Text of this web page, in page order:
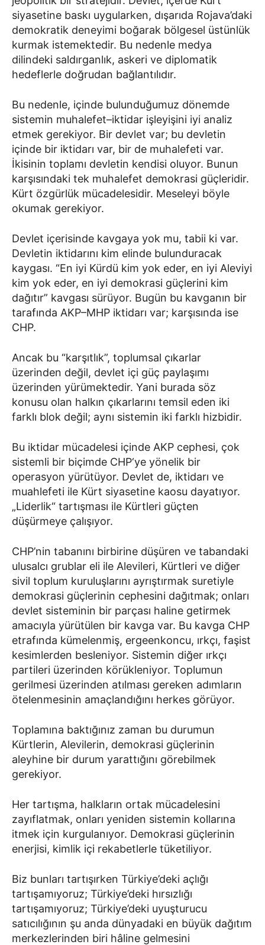
siyasetine baskı uygularken, dışarıda Rojava’daki
demokratik deneyimi boğarak bölgesel üstünlük
kurmak istemektedir. Bu nedenle medya
dilindeki saldırganlık, askeri ve diplomatik
hedeflerle doğrudan bağlantılıdır.
Bu nedenle, içinde bulunduğumuz dönemde
sistemin muhalefet–iktidar işleyişini iyi analiz
etmek gerekiyor. Bir devlet var; bu devletin
içinde bir iktidarı var, bir de muhalefeti var.
İkisinin toplamı devletin kendisi oluyor. Bunun
karşısındaki tek muhalefet demokrasi güçleridir.
Kürt özgürlük mücadelesidir. Meseleyi böyle
okumak gerekiyor.
Devlet içerisinde kavgaya yok mu, tabii ki var.
Devletin iktidarını kim elinde bulunduracak
kaygası. “En iyi Kürdü kim yok eder, en iyi Aleviyi
kim yok eder, en iyi demokrasi güçlerini kim
dağıtır” kavgası sürüyor. Bugün bu kavganın bir
tarafında AKP–MHP iktidarı var; karşısında ise
CHP.
Ancak bu “karşıtlık”, toplumsal çıkarlar
üzerinden değil, devlet içi güç paylaşımı
üzerinden yürümektedir. Yani burada söz
konusu olan halkın çıkarlarını temsil eden iki
farklı blok değil; aynı sistemin iki farklı hizbidir.
Bu iktidar mücadelesi içinde AKP cephesi, çok
sistemli bir biçimde CHP‘ye yönelik bir
operasyon yürütüyor. Devlet de, iktidarı ve
muahlefeti ile Kürt siyasetine kaosu dayatıyor.
„Liderlik“ tartışması ile Kürtleri güçten
düşürmeye çalışıyor.
CHP’nin tabanını birbirine düşüren ve tabandaki
ulusalcı grublar eli ile Alevileri, Kürtleri ve diğer
sivil toplum kuruluşlarını ayrıştırmak suretiyle
demokrasi güçlerinin cephesini dağıtmak; onları
devlet sisteminin bir parçası haline getirmek
amacıyla yürütülen bir kavga var. Bu kavga CHP
etrafında kümelenmiş, ergeenkoncu, ırkçı, faşist
kesimlerden besleniyor. Sistemin diğer ırkçı
partileri üzerinden körükleniyor. Toplumun
gerilmesi üzerinden atılması gereken adımların
ötelenmesinin amaçlandığını herkes görüyor.
Toplamına baktığınız zaman bu durumun
Kürtlerin, Alevilerin, demokrasi güçlerinin
aleyhine bir durum yarattığını görebilmek
gerekiyor.
Her tartışma, halkların ortak mücadelesini
zayıflatmak, onları yeniden sistemin kollarına
itmek için kurgulanıyor. Demokrasi güçlerinin
enerjisi, kimlik içi rekabetlerle tüketiliyor.
Biz bunları tartışırken Türkiye’deki açlığı
tartışamıyoruz; Türkiye’deki hırsızlığı
tartışamıyoruz; Türkiye’deki uyuşturucu
satıcılığının şu anda dünyadaki en büyük dağıtım
merkezlerinden biri hâline gelmesini